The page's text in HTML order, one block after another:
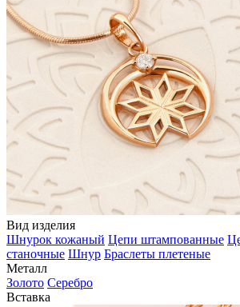
Вид изделия
Шнурок кожаный Цепи штампованные
станочные Шнур Браслеты плетеные
Металл
Золото Серебро
Вставка